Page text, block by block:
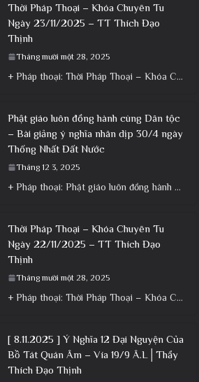
Thời Pháp Thoại – Khóa Chuyên Tu
Ngày 23/11/2025 – TT Thích Đạo
Thịnh
Tháng mười một 28, 2025
+ Pháp thoại: Thời Pháp Thoại – Khóa Chuyên Tu Ngày 23/11/2025 – TT Thích Đạo Thịnh + Album: Pháp
Phật giáo luôn đồng hành cùng Dân tộc
– Bài giảng ý nghĩa nhân dịp 30/4 ngày
Thống Nhất Đất Nước
Tháng 12 3, 2025
+ Pháp thoại: Phật giáo luôn đồng hành cùng Dân tộc – Bài giảng ý nghĩa nhân dịp 30/4 ngày
Thời Pháp Thoại – Khóa Chuyên Tu
Ngày 22/11/2025 – TT Thích Đạo
Thịnh
Tháng mười một 28, 2025
+ Pháp thoại: Thời Pháp Thoại – Khóa Chuyên Tu Ngày 22/11/2025 – TT Thích Đạo Thịnh + Album: Pháp
[ 8.11.2025 ] Ý Nghĩa 12 Đại Nguyện Của
Bồ Tát Quán Âm – Vía 19/9 Â.L│Thầy
Thích Đạo Thịnh